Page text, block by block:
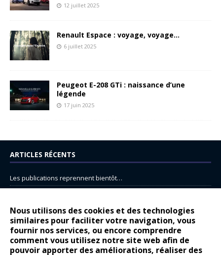
Nous utilisons des cookies et des technologies
similaires pour faciliter votre navigation, vous
fournir nos services, ou encore comprendre
comment vous utilisez notre site web afin de
pouvoir apporter des améliorations, réaliser des
12 juillet 2025
Renault Espace : voyage, voyage…
6 juillet 2025
Peugeot E-208 GTi : naissance d’une
légende
17 juin 2025
ARTICLES RÉCENTS
Les publications reprennent bientôt…
14 juillet : nouveau film de marque pour Citroën
Renault Espace : voyage, voyage…
Peugeot E-208 GTi : naissance d’une légende